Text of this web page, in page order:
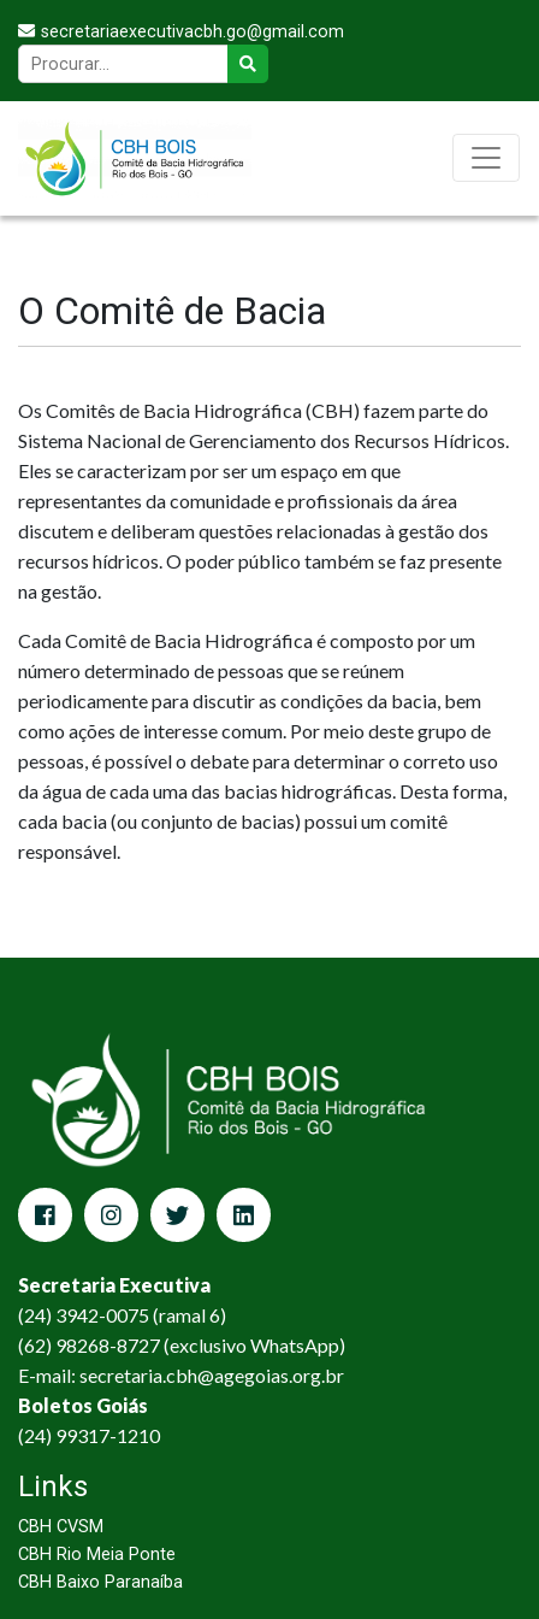
secretariaexecutivacbh.go@gmail.com
O Comitê de Bacia
Os Comitês de Bacia Hidrográfica (CBH) fazem parte do
Sistema Nacional de Gerenciamento dos Recursos Hídricos.
Eles se caracterizam por ser um espaço em que
representantes da comunidade e profissionais da área
discutem e deliberam questões relacionadas à gestão dos
recursos hídricos. O poder público também se faz presente
na gestão.
Cada Comitê de Bacia Hidrográfica é composto por um
número determinado de pessoas que se reúnem
periodicamente para discutir as condições da bacia, bem
como ações de interesse comum. Por meio deste grupo de
pessoas, é possível o debate para determinar o correto uso
da água de cada uma das bacias hidrográficas. Desta forma,
cada bacia (ou conjunto de bacias) possui um comitê
responsável.
Secretaria Executiva
(24) 3942-0075 (ramal 6)
(62) 98268-8727 (exclusivo WhatsApp)
E-mail: secretaria.cbh@agegoias.org.br
Boletos Goiás
(24) 99317-1210
Links
CBH CVSM
CBH Rio Meia Ponte
CBH Baixo Paranaíba